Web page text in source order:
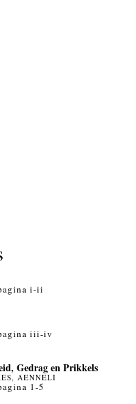
i-ii
iii-iv
Gedrag en Prikkels
AENNELI
1-5